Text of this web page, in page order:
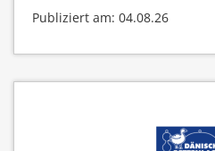
Publiziert am: 04.08.26